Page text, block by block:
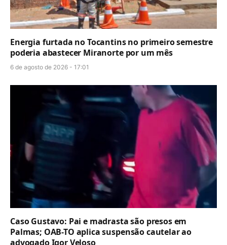
Energia furtada no Tocantins no primeiro semestre
poderia abastecer Miranorte por um mês
6 de agosto de 2026 - 17:01
Caso Gustavo: Pai e madrasta são presos em
Palmas; OAB-TO aplica suspensão cautelar ao
advogado Igor Veloso